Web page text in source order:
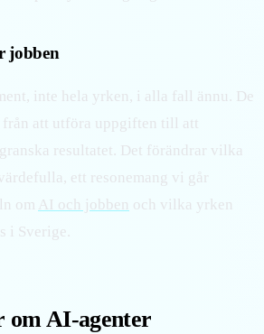
jobben
inte hela yrken, i alla fall ännu. De
från att utföra uppgiften till att
resultatet. Det förändrar vilka
ett resonemang vi går
om AI och jobben och vilka yrken
i Sverige.
om AI-agenter